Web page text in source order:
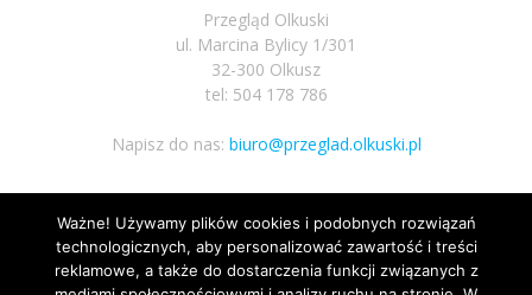
Przegląd Olkuski
ul. Marcina Bylicy 1/301
32-300 Olkusz
tel: 504 178 786
Napisz do nas: biuro@przeglad.olkuski.pl
Podążaj za nami
Ważne! Używamy plików cookies i podobnych rozwiązań
technologicznych, aby personalizować zawartość i treści
reklamowe, a także do dostarczenia funkcji związanych z